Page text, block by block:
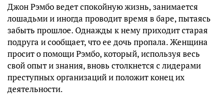
Джон Рэмбо ведет спокойную жизнь, занимается
лошадьми и иногда проводит время в баре, пытаясь
забыть прошлое. Однажды к нему приходит старая
подруга и сообщает, что ее дочь пропала. Женщина
просит о помощи Рэмбо, который, используя весь
свой опыт и знания, вновь столкнется с лидерами
преступных организаций и положит конец их
деятельности.